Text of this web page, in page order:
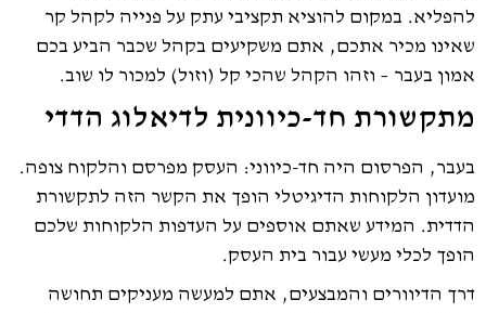
להפליא. במקום להוציא תקציבי עתק על פנייה לקהל קר
שאינו מכיר אתכם, אתם משקיעים בקהל שכבר הביע בכם
אמון בעבר – וזהו הקהל שהכי קל (וזול) למכור לו שוב.
מתקשורת חד-כיוונית לדיאלוג הדדי
בעבר, הפרסום היה חד-כיווני: העסק מפרסם והלקוח צופה.
מועדון הלקוחות הדיגיטלי הופך את הקשר הזה לתקשורת
הדדית. המידע שאתם אוספים על העדפות הלקוחות שלכם
הופך לכלי מעשי עבור בית העסק.
דרך הדיוורים והמבצעים, אתם למעשה מעניקים תחושה